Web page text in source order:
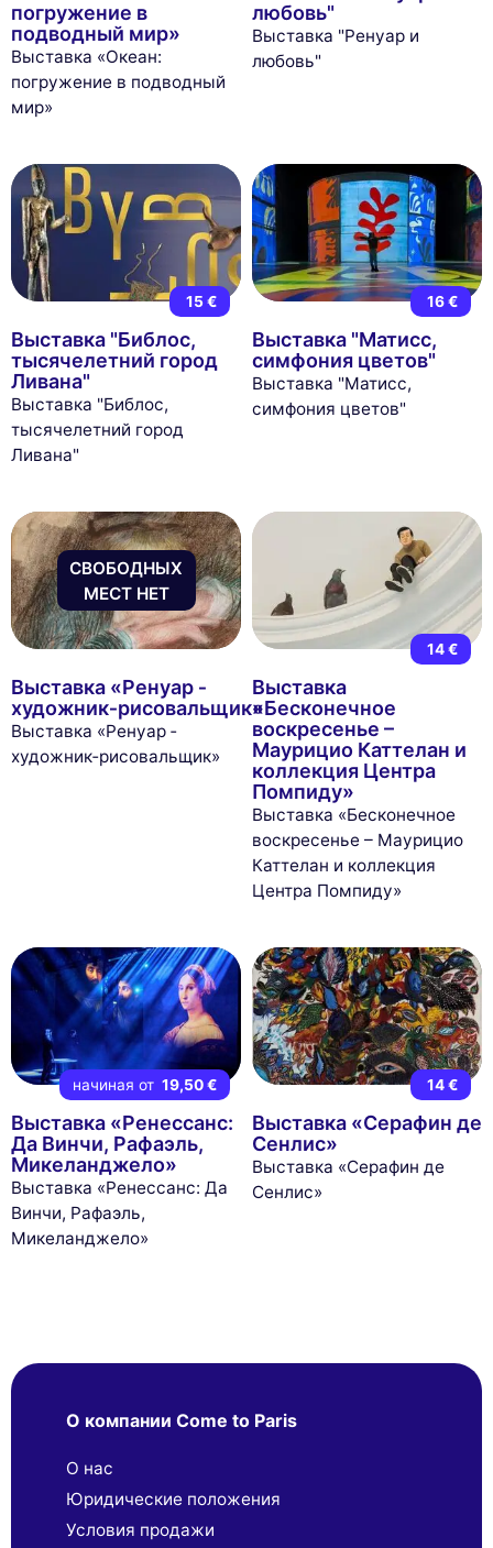
погружение в
подводный мир»
Выставка «Океан:
погружение в подводный
мир»
любовь"
Выставка "Ренуар и
любовь"
15 €
Выставка "Библос,
тысячелетний город
Ливана"
Выставка "Библос,
тысячелетний город
Ливана"
16 €
Выставка "Матисс,
симфония цветов"
Выставка "Матисс,
симфония цветов"
СВОБОДНЫХ
МЕСТ НЕТ
Выставка «Ренуар ­
художник‑рисовальщик»
Выставка «Ренуар ­
художник‑рисовальщик»
14 €
Выставка
«Бесконечное
воскресенье –
Маурицио Каттелан и
коллекция Центра
Помпиду»
Выставка «Бесконечное
воскресенье – Маурицио
Каттелан и коллекция
Центра Помпиду»
начиная от 19,50 €
Выставка «Ренессанс:
Да Винчи, Рафаэль,
Микеланджело»
Выставка «Ренессанс: Да
Винчи, Рафаэль,
Микеланджело»
14 €
Выставка «Серафин де
Сенлис»
Выставка «Серафин де
Сенлис»
О компании Come to Paris
О нас
Юридические положения
Условия продажи